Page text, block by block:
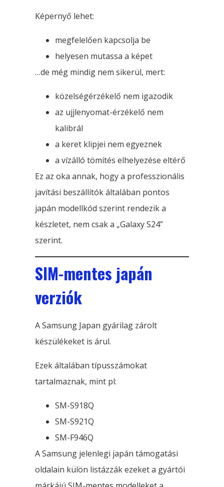
Képernyő lehet:
megfelelően kapcsolja be
helyesen mutassa a képet
…de még mindig nem sikerül, mert:
közelségérzékelő nem igazodik
az ujjlenyomat-érzékelő nem
kalibrál
a keret klipjei nem egyeznek
a vízálló tömítés elhelyezése eltérő
Ez az oka annak, hogy a professzionális
javítási beszállítók általában pontos
japán modellkód szerint rendezik a
készletet, nem csak a „Galaxy S24”
szerint.
SIM-mentes japán
verziók
A Samsung Japan gyárilag zárolt
készülékeket is árul.
Ezek általában típusszámokat
tartalmaznak, mint pl:
SM-S918Q
SM-S921Q
SM-F946Q
A Samsung jelenlegi japán támogatási
oldalain külön listázzák ezeket a gyártói